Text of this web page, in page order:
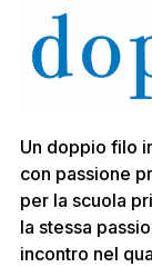
Un doppio filo
con passione
per la scuola
la stessa
incontro nel